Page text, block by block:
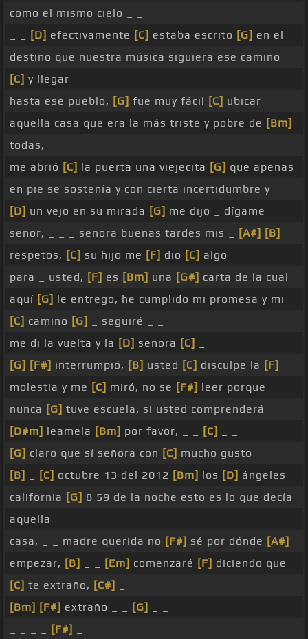
como el mismo cielo _ _
[D] efectivamente [C] estaba escrito [G] en el
destino que nuestra música siguiera ese camino
[C] y llegar
hasta ese pueblo, [G] fue muy fácil [C] ubicar
aquella casa que era la más triste y pobre de [Bm]
todas,
me abrió [C] la puerta una viejecita [G] que apenas
en pie se sostenía y con cierta incertidumbre y
[D] un vejo en su mirada [G] me dijo _ dígame
señor, _ _ _ señora buenas tardes mis _
[A#] [B]
respetos, [C] su hijo me [F] dio [C] algo
para _ usted, [F] es [Bm] una [G#] carta de la cual
aquí [G] le entrego, he cumplido mi promesa y mi
[C] camino [G]
_ seguiré _ _
me di la vuelta y la [D] señora [C]
[G] [F#] interrumpió, [B] usted [C] disculpe la [F]
molestia y me [C] miró, no se [F#] leer porque
nunca [G] tuve escuela, si usted comprenderá
[D#m] leamela [Bm] por favor, _ _ [C]
[G] claro que sí señora con [C] mucho gusto
[B]
[C] octubre 13 del 2012 [Bm] los [D] ángeles
california [G] 8 59 de la noche esto es lo que decía
aquella
casa, _ _ madre querida no [F#] sé por dónde [A#]
empezar, [B] [Em] comenzaré [F] diciendo que
[C] te extraño, [C#]
[Bm] [F#] extraño _ _ [G]
[F#]